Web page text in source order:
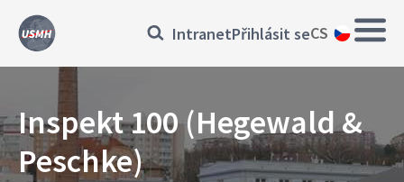
Přejít
Main
Přihlásit
se
IntranetPřihlásit seCS
Inspekt 100 (Hegewald &
Peschke)